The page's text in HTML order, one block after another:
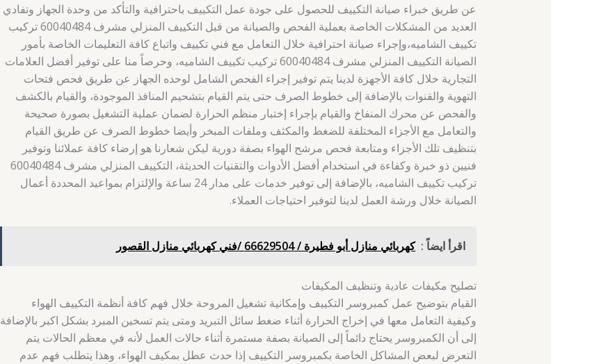
عن طريق خبراء صيانة التكييف للحصول على جودة عمل التكييف باحترافية والتأكد من وحدة الجهاز وتفادي
العديد من المشكلات الخاصة بعملية الفحص والصيانة من قبل التكييف المنزلي مشرف 60040484 تركيب
تكييف الشاميه،وإجراء صيانة احترافية خلال التعامل مع فني تكييف واتباع كافة التعليمات الخاصة بأمور
الصيانة التكييف المنزلي مشرف 60040484 تركيب تكييف الشاميه، وحرصاً منا على توفير أفضل العلامات
التجارية خلال كافة الأجهزة لدينا يتم توفير إجراء الفحص الشامل لوحده الجهاز عن طريق فحص فتحات
التهوية والقنوات بالإضافة إلى خطوط الصرف حتى يتم القيام بتشحيم المنافذ الموجودة، والقيام بالكشف
والفحص عن محرك المنفاخ والقيام بإجراء إختبار منظم الحرارة لضمان عملية التشغيل بصورة صحيحة
والتعامل مع الأجزاء المختلفة للضغط والمكثف وملفات المبخر وأيضا خطوط الصرف عن طريق القيام
بتنظيف تلك الأجزاء ومتابعة فحص مرشح الهواء بصفة دورية ليكن شعارنا هو إرضاء كافة عملائنا وتوفير
فنيين ذو خبرة وكفاءة في استخدام أفضل الأدوات والتقنيات الحديثة، التكييف المنزلي مشرف 60040484
تركيب تكييف الشاميه، بالإضافة إلى توفير خدمات على مدار 24 ساعة والإلتزام بمواعيد المحددة أعمال
الصيانة خلال ورشة العمل لدينا لتوفير احتياجات العملاء.
اقرأ ايضاً : كهربائي منازل أبو فطيرة / 66629504 /فني كهربائي منازل القصور
تصليح مكيفات عادية وتنظيف المكيفات
القيام بتوضيح عمل كمبروسر التكييف وإمكانية تشغيل المروحة خلال فهم كافة أنظمة التكييف الهواء
وكيفية التعامل معها في إخراج الحرارة أثناء ضغط سائل التبريد ومتى يتم تسخين المبرد بشكل اكبر بالإضافة
إلى أن الكمبروسر يحتاج دائماً إلى الصيانة بصفة مستمرة أثناء حالات العمل لأنه في معظم الحالات يتم
التعرض لبعض المشاكل الخاصة بكمبروسر التكييف إذا حدث عطل بمكيف الهواء، وهذا يتطلب فهم عدم